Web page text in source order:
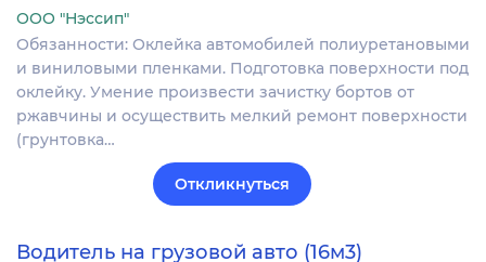
ООО "Нэссип"
Обязанности: Оклейка автомобилей полиуретановыми
и виниловыми пленками. Подготовка поверхности под
оклейку. Умение произвести зачистку бортов от
ржавчины и осуществить мелкий ремонт поверхности
(грунтовка…
Откликнуться
Водитель на грузовой авто (16м3)